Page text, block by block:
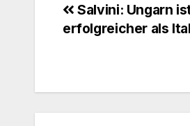
Salvini: Ungarn
erfolgreicher als